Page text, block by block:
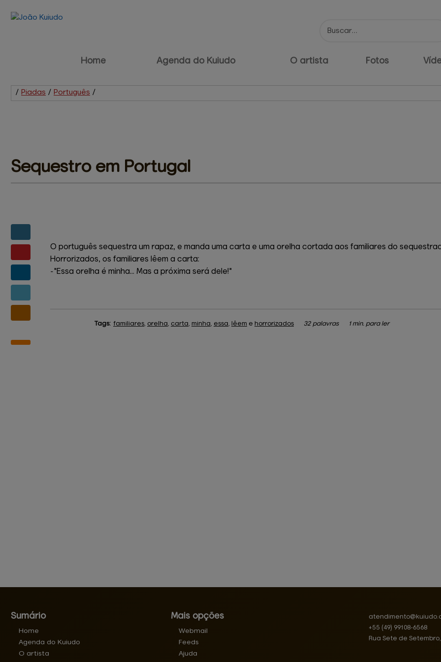
Home Agenda do Kuiudo O artista Fotos
/ Piadas / Português /
Sequestro em Portugal
O português sequestra um rapaz, e manda uma carta e uma orelha cortada aos familiares do
Horrorizados, os familiares lêem a carta:
-"Essa orelha é minha... Mas a próxima será dele!"
Tags: familiares, orelha, carta, minha, essa, lêem e horrorizados 32 palavras 1 min. para ler
Sumário
Home
Agenda do Kuiudo
O artista
Mais opções
Webmail
Feeds
Ajuda
atendimento@
+55 (49) 99108-6568
Rua Sete de